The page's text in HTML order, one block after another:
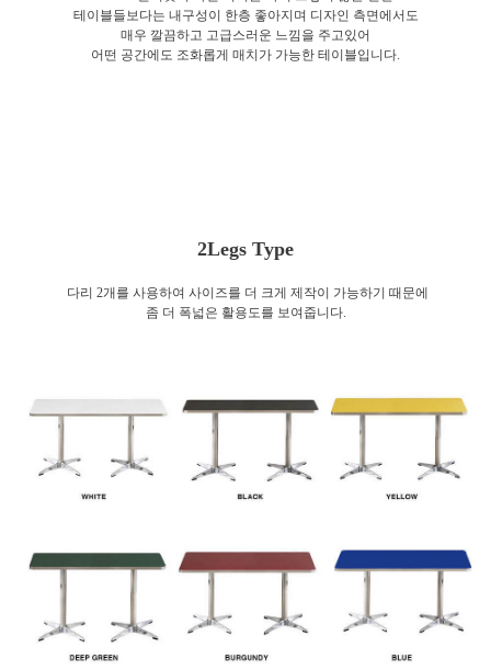
테이블들보다는 내구성이 한층 좋아지며 디자인 측면에서도
매우 깔끔하고 고급스러운 느낌을 주고있어
어떤 공간에도 조화롭게 매치가 가능한 테이블입니다.
2Legs Type
다리 2개를 사용하여 사이즈를 더 크게 제작이 가능하기 때문에
좀 더 폭넓은 활용도를 보여줍니다.